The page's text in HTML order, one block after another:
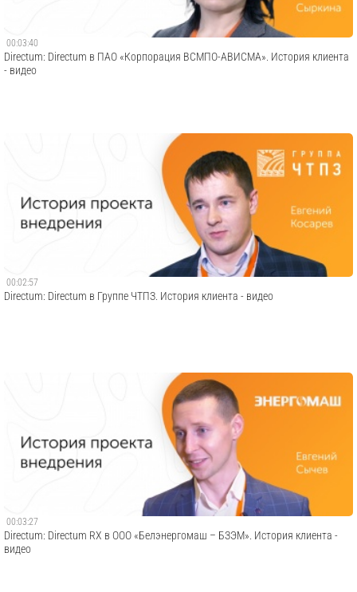
00:03:40
Directum: Directum в ПАО «Корпорация ВСМПО-АВИСМА». История клиента
- видео
00:02:57
Directum: Directum в Группе ЧТПЗ. История клиента - видео
00:03:27
Directum: Directum RX в ООО «Белэнергомаш – БЗЭМ». История клиента -
видео